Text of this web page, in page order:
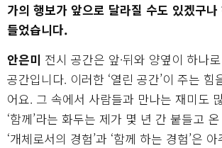
가의 행보가 앞으로 달라질 수도 있겠구나
들었습니다.
안은미 전시 공간은 앞·뒤와 양옆이 하나
공간입니다. 이러한 ‘열린 공간’이 주는 힘
어요. 그 속에서 사람들과 만나는 재미도
‘함께’라는 화두는 제가 몇 년 간 붙들고
‘개체로서의 경험’과 ‘함께 하는 경험’은